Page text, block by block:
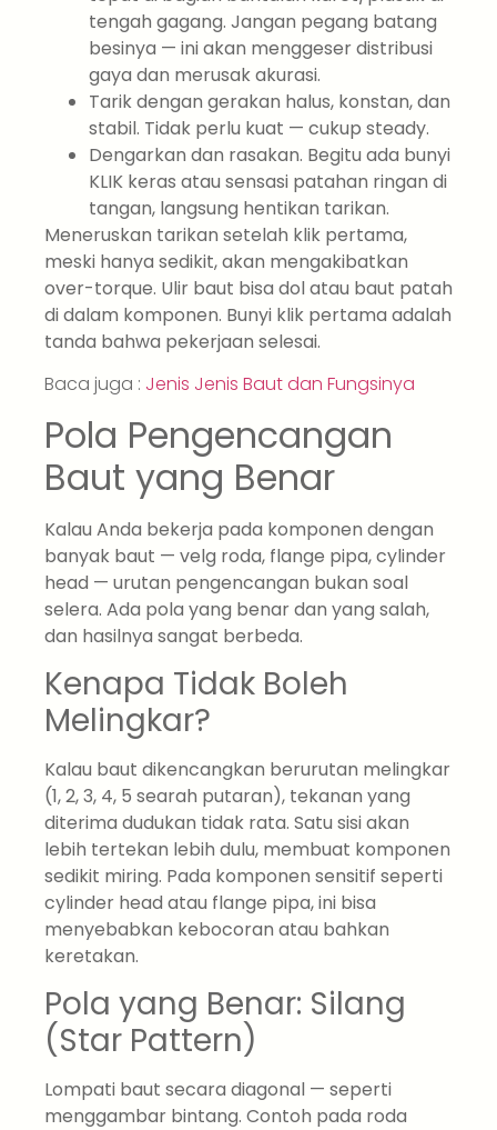
tengah gagang. Jangan pegang batang
besinya — ini akan menggeser distribusi
gaya dan merusak akurasi.
Tarik dengan gerakan halus, konstan, dan
stabil. Tidak perlu kuat — cukup steady.
Dengarkan dan rasakan. Begitu ada bunyi
KLIK keras atau sensasi patahan ringan di
tangan, langsung hentikan tarikan.
Meneruskan tarikan setelah klik pertama,
meski hanya sedikit, akan mengakibatkan
over-torque. Ulir baut bisa dol atau baut patah
di dalam komponen. Bunyi klik pertama adalah
tanda bahwa pekerjaan selesai.
Baca juga : Jenis Jenis Baut dan Fungsinya
Pola Pengencangan
Baut yang Benar
Kalau Anda bekerja pada komponen dengan
banyak baut — velg roda, flange pipa, cylinder
head — urutan pengencangan bukan soal
selera. Ada pola yang benar dan yang salah,
dan hasilnya sangat berbeda.
Kenapa Tidak Boleh
Melingkar?
Kalau baut dikencangkan berurutan melingkar
(1, 2, 3, 4, 5 searah putaran), tekanan yang
diterima dudukan tidak rata. Satu sisi akan
lebih tertekan lebih dulu, membuat komponen
sedikit miring. Pada komponen sensitif seperti
cylinder head atau flange pipa, ini bisa
menyebabkan kebocoran atau bahkan
keretakan.
Pola yang Benar: Silang
(Star Pattern)
Lompati baut secara diagonal — seperti
menggambar bintang. Contoh pada roda